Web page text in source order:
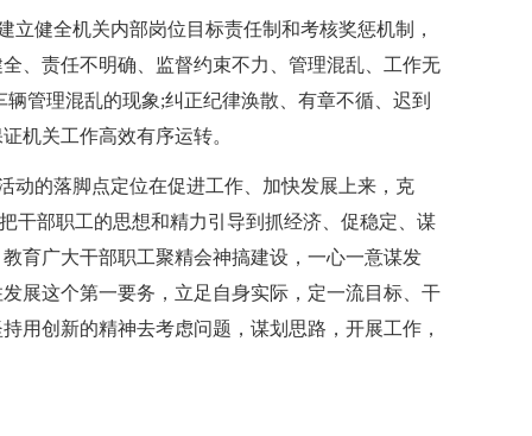
健全机关内部岗位目标责任制和考核奖惩机制，
、责任不明确、监督约束不力、管理混乱、工作无
管理混乱的现象;纠正纪律涣散、有章不循、迟到
机关工作高效有序运转。
动的落脚点定位在促进工作、加快发展上来，克
干部职工的思想和精力引导到抓经济、促稳定、谋
育广大干部职工聚精会神搞建设，一心一意谋发
展这个第一要务，立足自身实际，定一流目标、干
用创新的精神去考虑问题，谋划思路，开展工作，